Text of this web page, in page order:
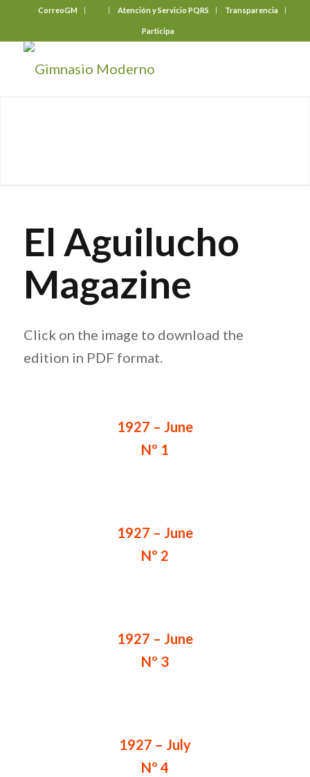
CorreoGM Atención y Servicio PQRS Transparencia
Participa
El Aguilucho
Magazine
Click on the image to download the
edition in PDF format.
1927 – June
Nº 1
1927 – June
Nº 2
1927 – June
Nº 3
1927 – July
Nº 4